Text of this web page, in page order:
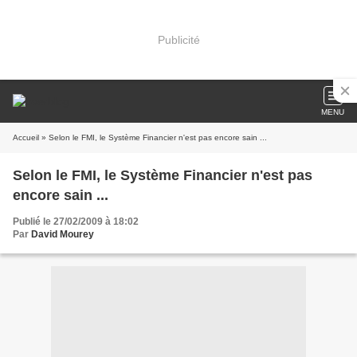
Publicité
MENU
Accueil » Selon le FMI, le Système Financier n'est pas encore sain ...
Selon le FMI, le Système Financier n'est pas
encore sain ...
Publié le 27/02/2009 à 18:02
Par David Mourey